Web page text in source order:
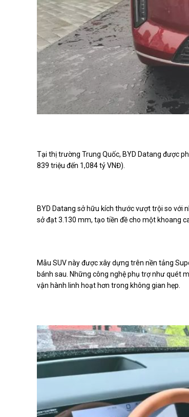
Tại thị trường Trung Quốc, BYD Datang được
839 triệu đến 1,084 tỷ VNĐ).
BYD Datang sở hữu kích thước vượt trội so với
sở đạt 3.130 mm, tạo tiền đề cho một khoang
Mẫu SUV này được xây dựng trên nền tảng
bánh sau. Những công nghệ phụ trợ như quét
vận hành linh hoạt hơn trong không gian hẹp.